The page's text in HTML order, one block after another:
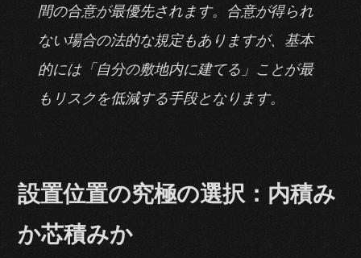
間の合意が最優先されます。合意が得られ
ない場合の法的な規定もありますが、基本
的には「自分の敷地内に建てる」ことが最
もリスクを低減する手段となります。
設置位置の究極の選択：内積み
か芯積みか